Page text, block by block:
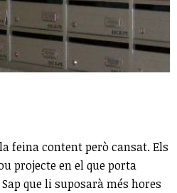
feina content però cansat. Els
projecte en el que porta
que li suposarà més hores